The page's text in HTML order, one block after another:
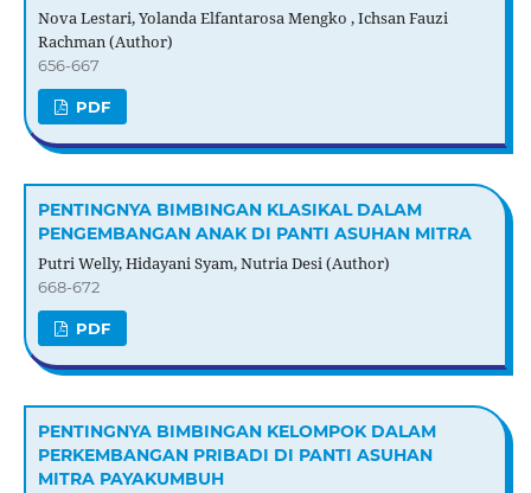
Nova Lestari, Yolanda Elfantarosa Mengko , Ichsan Fauzi
Rachman (Author)
656-667
PDF
PENTINGNYA BIMBINGAN KLASIKAL DALAM
PENGEMBANGAN ANAK DI PANTI ASUHAN MITRA
Putri Welly, Hidayani Syam, Nutria Desi (Author)
668-672
PDF
PENTINGNYA BIMBINGAN KELOMPOK DALAM
PERKEMBANGAN PRIBADI DI PANTI ASUHAN
MITRA PAYAKUMBUH